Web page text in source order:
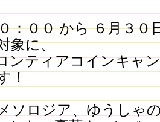
：００ から ６月３０
象に、
ンティアコインキャ
！
ソロジア、ゆうしゃ